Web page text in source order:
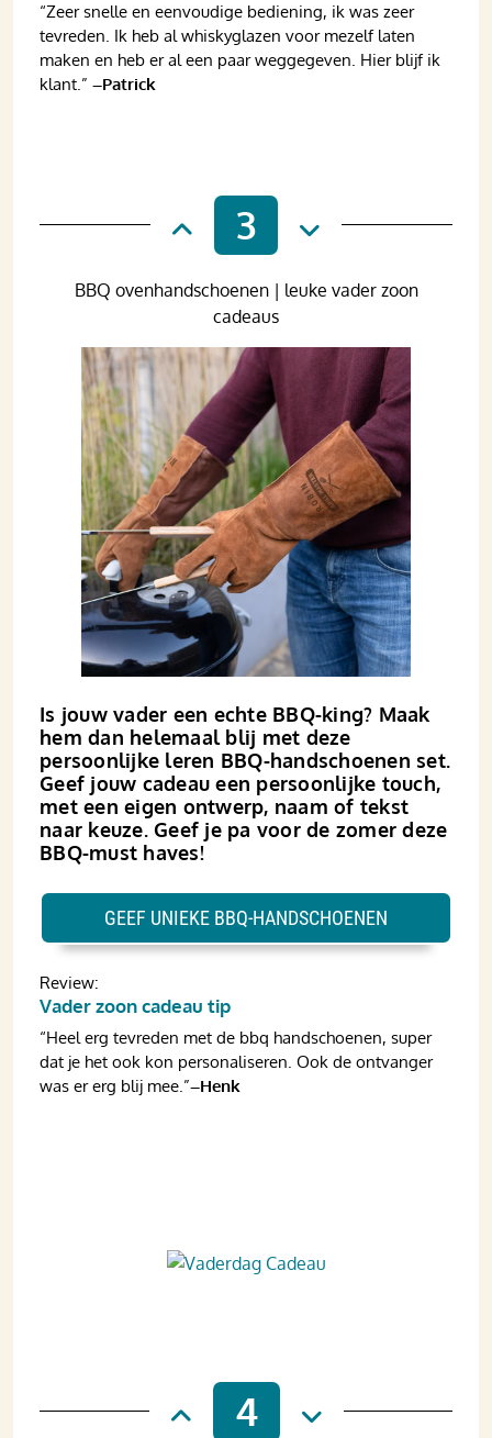
“Zeer snelle en eenvoudige bediening, ik was zeer
tevreden. Ik heb al whiskyglazen voor mezelf laten
maken en heb er al een paar weggegeven. Hier blijf ik
klant.” –Patrick
3
Is jouw vader een echte BBQ-king? Maak
hem dan helemaal blij met deze
persoonlijke leren BBQ-handschoenen set.
Geef jouw cadeau een persoonlijke touch,
met een eigen ontwerp, naam of tekst
naar keuze. Geef je pa voor de zomer deze
BBQ-must haves!
BBQ ovenhandschoenen | leuke vader zoon
cadeaus
Review:
Vader zoon cadeau tip
“Heel erg tevreden met de bbq handschoenen, super
dat je het ook kon personaliseren. Ook de ontvanger
was er erg blij mee.”–Henk
GEEF UNIEKE BBQ-HANDSCHOENEN
4